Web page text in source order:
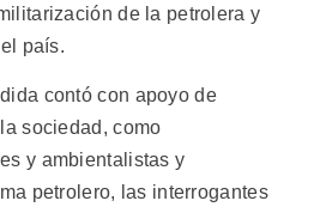
de la petrolera y
país.
contó con apoyo de
sociedad, como
y ambientalistas y
petrolero, las interrogantes